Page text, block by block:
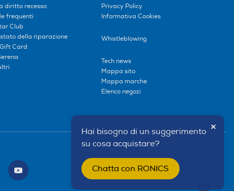
×
Hai bisogno di un suggerimento
su cosa acquistare?
Chatta con RONICS
diritto recesso
frequenti
Club
della riparazione
Card
Privacy Policy
Informativa Cookies
Whistleblowing
Tech news
Mappa sito
Mappa marche
Elenco negozi